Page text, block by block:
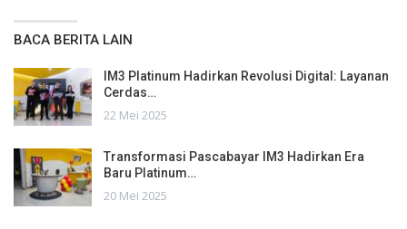
BACA BERITA LAIN
IM3 Platinum Hadirkan Revolusi Digital: Layanan
Cerdas…
22 Mei 2025
Transformasi Pascabayar IM3 Hadirkan Era
Baru Platinum…
20 Mei 2025